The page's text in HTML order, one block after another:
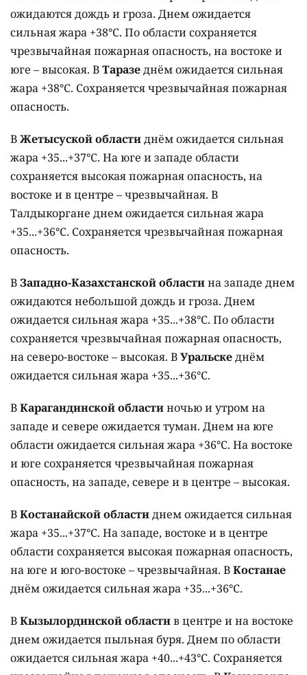
ожидаются дождь и гроза. Днем ожидается
сильная жара +38°C. По области сохраняется
чрезвычайная пожарная опасность, на востоке и
юге – высокая. ВТаразеднём ожидается сильная
жара +38°C. Сохраняется чрезвычайная пожарная
опасность.
ВЖетысуской областиднём ожидается сильная
жара +35...+37°C. На юге и западе области
сохраняется высокая пожарная опасность, на
востоке и в центре – чрезвычайная. В
Талдыкоргане днем ожидается сильная жара
+35...+36°C. Сохраняется чрезвычайная пожарная
опасность.
ВЗападно-Казахстанской областина западе днем
ожидаются небольшой дождь и гроза. Днем
ожидается сильная жара +35...+38°C. По области
сохраняется чрезвычайная пожарная опасность,
на северо-востоке – высокая. ВУральскеднём
ожидается сильная жара +35...+36°C.
ВКарагандинской областиночью и утром на
западе и севере ожидается туман. Днем на юге
области ожидается сильная жара +36°C. На востоке
и юге сохраняется чрезвычайная пожарная
опасность, на западе, севере и в центре – высокая.
ВКостанайской областиднем ожидается сильная
жара +35...+37°C. На западе, востоке и в центре
области сохраняется высокая пожарная опасность,
на юге и юго-востоке – чрезвычайная. ВКостанае
днём ожидается сильная жара +35...+36°C.
ВКызылординской областив центре и на востоке
днем ожидается пыльная буря. Днем по области
ожидается сильная жара +40...+43°C. Сохраняется